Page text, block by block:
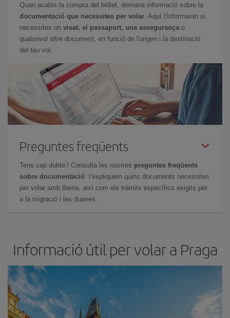
Quan acabis la compra del bitllet, demana informació sobre la
documentació que necessites per volar. Aquí t'informaran si
necessites un visat, el passaport, una assegurança o
qualsevol altre document, en funció de l'origen i la destinació
del teu vol.
Preguntes freqüents
Tens cap dubte? Consulta les nostres preguntes freqüents
sobre documentació: t'expliquem quins documents necessites
per volar amb Iberia, així com els tràmits específics exigits per
a la migració i les duanes.
Informació útil per volar a Praga